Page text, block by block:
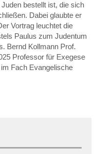
bestellt ist, die sich
Dabei glaubte er
Vortrag leuchtet die
Paulus zum Judentum
Bernd Kollmann Prof.
Professor für Exegese
Fach Evangelische